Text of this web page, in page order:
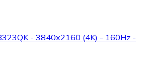
- 3840x2160 (4K) - 160Hz -